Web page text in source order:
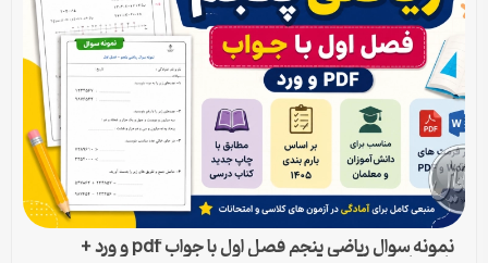
نمونه سوال ریاضی پنجم فصل اول با جواب pdf و ورد +